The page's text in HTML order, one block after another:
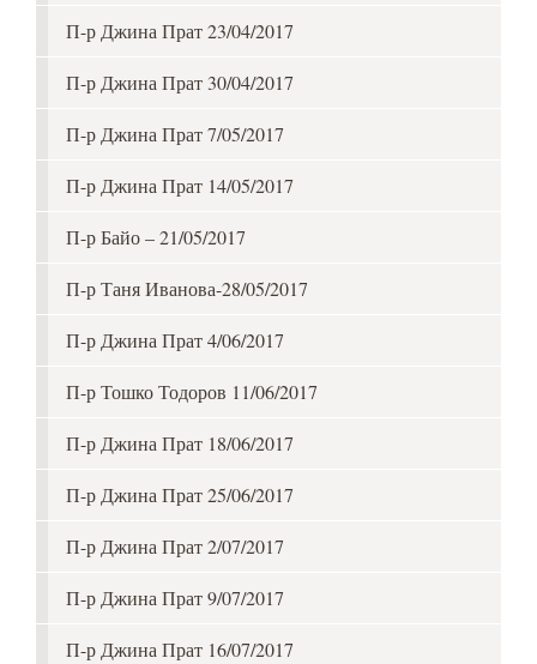
П-р Джина Прат 23/04/2017
П-р Джина Прат 30/04/2017
П-р Джина Прат 7/05/2017
П-р Джина Прат 14/05/2017
П-р Байо – 21/05/2017
П-р Таня Иванова-28/05/2017
П-р Джина Прат 4/06/2017
П-р Тошко Тодоров 11/06/2017
П-р Джина Прат 18/06/2017
П-р Джина Прат 25/06/2017
П-р Джина Прат 2/07/2017
П-р Джина Прат 9/07/2017
П-р Джина Прат 16/07/2017